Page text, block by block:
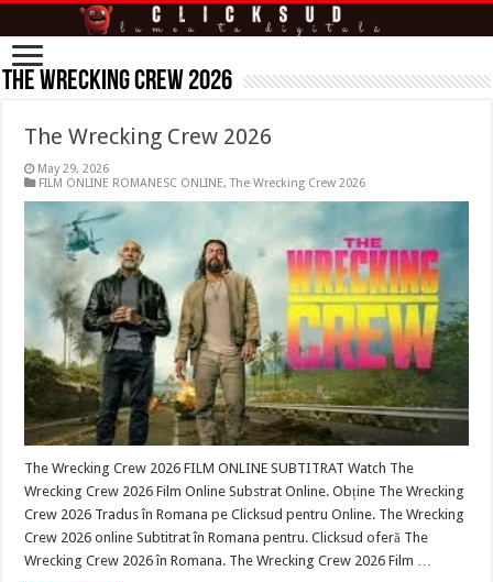
The Wrecking Crew 2026
The Wrecking Crew 2026
May 29, 2026
FILM ONLINE ROMANESC ONLINE,The Wrecking Crew 2026
The Wrecking Crew 2026 FILM ONLINE SUBTITRAT Watch The
Wrecking Crew 2026 Film Online Substrat Online. Obține The Wrecking
Crew 2026 Tradus în Romana pe Clicksud pentru Online. The Wrecking
Crew 2026 online Subtitrat în Romana pentru. Clicksud oferă The
Wrecking Crew 2026 în Romana. The Wrecking Crew 2026 Film …